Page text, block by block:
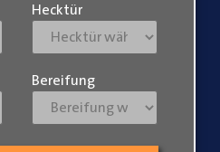
Hecktür
Bereifung